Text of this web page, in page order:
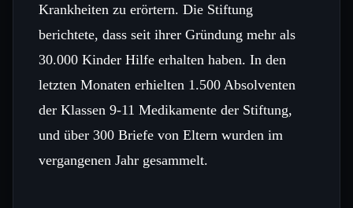
Krankheiten zu erörtern. Die Stiftung
berichtete, dass seit ihrer Gründung mehr als
30.000 Kinder Hilfe erhalten haben. In den
letzten Monaten erhielten 1.500 Absolventen
der Klassen 9‑11 Medikamente der Stiftung,
und über 300 Briefe von Eltern wurden im
vergangenen Jahr gesammelt.